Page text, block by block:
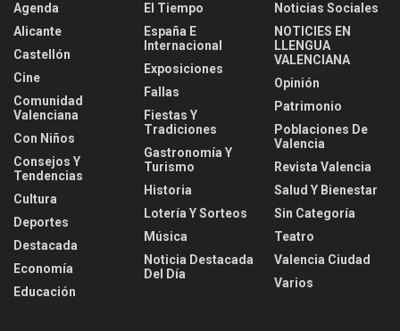
Agenda
Alicante
Castellón
Cine
Comunidad
Valenciana
Con Niños
Consejos Y
Tendencias
Cultura
Deportes
Destacada
Economía
Educación
El Tiempo
España E
Internacional
Exposiciones
Fallas
Fiestas Y
Tradiciones
Gastronomía Y
Turismo
Historia
Lotería Y Sorteos
Música
Noticia Destacada
Del Día
Noticias Sociales
NOTICIES EN
LLENGUA
VALENCIANA
Opinión
Patrimonio
Poblaciones De
Valencia
Revista Valencia
Salud Y Bienestar
Sin Categoría
Teatro
Valencia Ciudad
Varios